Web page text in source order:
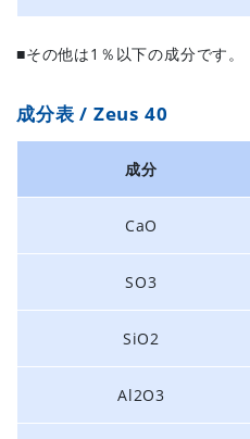
■その他は1％以下の成分です。
成分表 / Zeus 40
成分
CaO
SO3
SiO2
Al2O3